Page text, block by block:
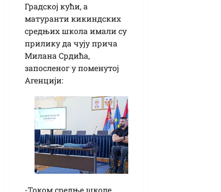
Градској кући, а
матуранти кикиндских
средњих школа имали су
прилику да чују прича
Милана Срдића,
запосленог у поменутој
Агенцији: